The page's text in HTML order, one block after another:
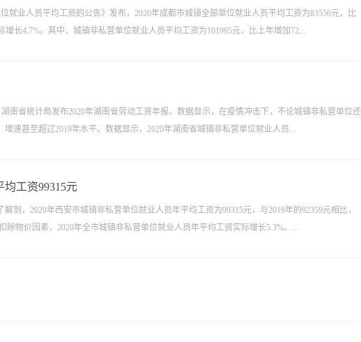
就业人员平均工资的公告》发布，2020年成都市城镇全部单位就业人员平均工资为83556元，比
长4.7%。其中，城镇非私营单位就业人员平均工资为101995元，比上年增加72...
南省统计局发布2020年湖南省劳动工资年报。数据显示，在疫情冲击下，不论城镇非私营单位还
速甚至超过2019年水平。数据显示，2020年湖南省城镇非私营单位就业人员...
工资99315元
到，2020年西安市城镇非私营单位就业人员年平均工资为99315元，与2019年的92359元相比，
除物价因素，2020年全市城镇非私营单位就业人员年平均工资实际增长5.3%。...